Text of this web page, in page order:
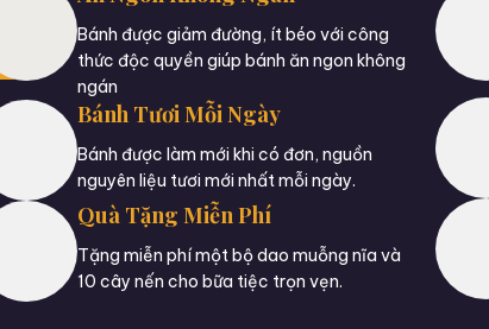
Bánh được giảm đường, ít béo với công
thức độc quyền giúp bánh ăn ngon không
ngán
Bánh Tươi Mỗi Ngày
Bánh được làm mới khi có đơn, nguồn
nguyên liệu tươi mới nhất mỗi ngày.
Quà Tặng Miễn Phí
Tặng miễn phí một bộ dao muỗng nĩa và
10 cây nến cho bữa tiệc trọn vẹn.